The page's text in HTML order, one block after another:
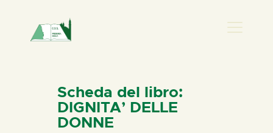
HOME
CHI SIAMO
NEWS
Scheda del libro:
DIGNITA’ DELLE
DONNE